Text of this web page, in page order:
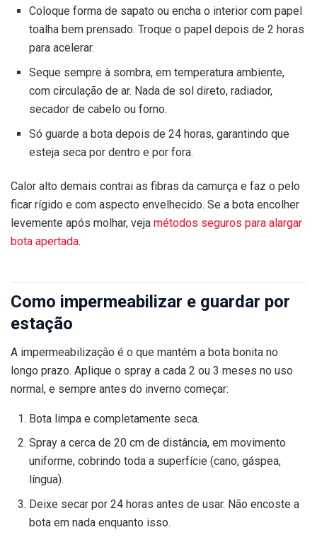
Coloque forma de sapato ou encha o interior com papel
toalha bem prensado. Troque o papel depois de 2 horas
para acelerar.
Seque sempre à sombra, em temperatura ambiente,
com circulação de ar. Nada de sol direto, radiador,
secador de cabelo ou forno.
Só guarde a bota depois de 24 horas, garantindo que
esteja seca por dentro e por fora.
Calor alto demais contrai as fibras da camurça e faz o pelo
ficar rígido e com aspecto envelhecido. Se a bota encolher
levemente após molhar, veja métodos seguros para alargar
bota apertada.
Como impermeabilizar e guardar por
estação
A impermeabilização é o que mantém a bota bonita no
longo prazo. Aplique o spray a cada 2 ou 3 meses no uso
normal, e sempre antes do inverno começar:
Bota limpa e completamente seca.
Spray a cerca de 20 cm de distância, em movimento
uniforme, cobrindo toda a superfície (cano, gáspea,
língua).
Deixe secar por 24 horas antes de usar. Não encoste a
bota em nada enquanto isso.